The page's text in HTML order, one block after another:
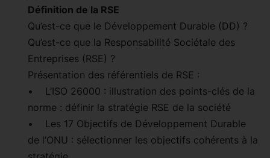
Définition de la RSE
Qu’est-ce que le Développement Durable (DD) ?
Qu’est-ce que la Responsabilité Sociétale des
Entreprises (RSE) ?
Présentation des référentiels de RSE :
• L’ISO 26000 : illustration des points-clés de la
norme : définir la stratégie RSE de la société
• Les 17 Objectifs de Développement Durable
de l’ONU : sélectionner les objectifs cohérents à la